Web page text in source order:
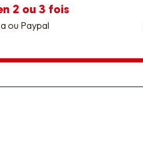
2 ou 3 fois
ou Paypal